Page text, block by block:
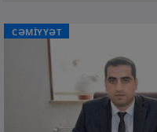
CƏMİYYƏT